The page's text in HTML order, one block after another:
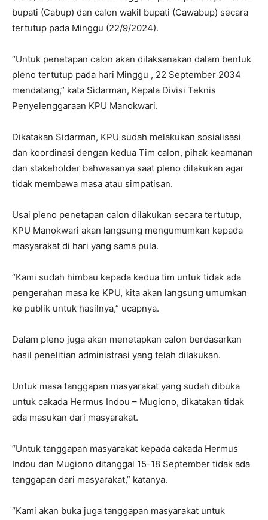
bupati (Cabup) dan calon wakil bupati (Cawabup) secara
tertutup pada Minggu (22/9/2024).
“Untuk penetapan calon akan dilaksanakan dalam bentuk
pleno tertutup pada hari Minggu , 22 September 2034
mendatang,” kata Sidarman, Kepala Divisi Teknis
Penyelenggaraan KPU Manokwari.
Dikatakan Sidarman, KPU sudah melakukan sosialisasi
dan koordinasi dengan kedua Tim calon, pihak keamanan
dan stakeholder bahwasanya saat pleno dilakukan agar
tidak membawa masa atau simpatisan.
Usai pleno penetapan calon dilakukan secara tertutup,
KPU Manokwari akan langsung mengumumkan kepada
masyarakat di hari yang sama pula.
“Kami sudah himbau kepada kedua tim untuk tidak ada
pengerahan masa ke KPU, kita akan langsung umumkan
ke publik untuk hasilnya,” ucapnya.
Dalam pleno juga akan menetapkan calon berdasarkan
hasil penelitian administrasi yang telah dilakukan.
Untuk masa tanggapan masyarakat yang sudah dibuka
untuk cakada Hermus Indou – Mugiono, dikatakan tidak
ada masukan dari masyarakat.
“Untuk tanggapan masyarakat kepada cakada Hermus
Indou dan Mugiono ditanggal 15-18 September tidak ada
tanggapan dari masyarakat,” katanya.
“Kami akan buka juga tanggapan masyarakat untuk